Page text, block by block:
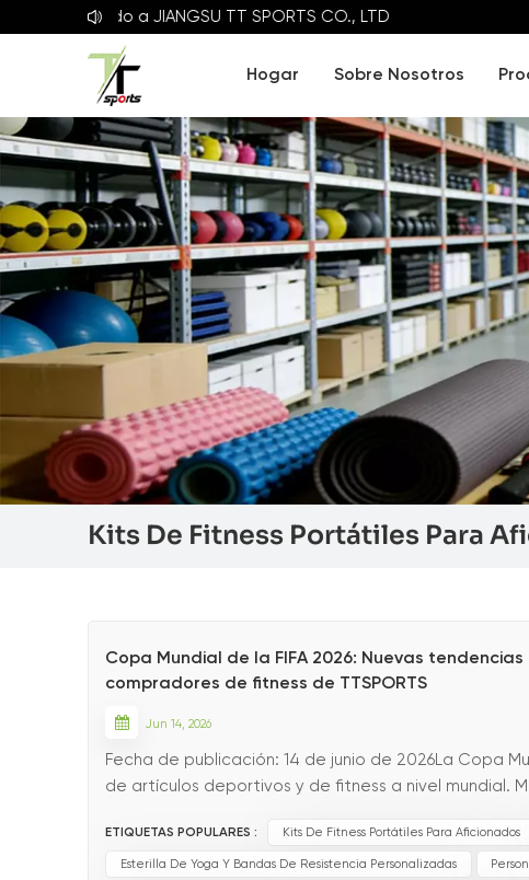
aJIANGSU TT SPORTS CO., LTD
Hogar Sobre Nosotros
Kits De Fitness Portátiles Para
Copa Mundial de la FIFA 2026: Nuevas
compradores de fitness de TTSPORTS
Jun 14, 2026
Fecha de publicación: 14 de junio de 2026La Copa
de artículos deportivos y de fitness a nivel mundial.
ETIQUETAS POPULARES : Kits De Fitness Portátiles Para Aficionados
Esterilla De Yoga Y Bandas De Resistencia Personalizadas